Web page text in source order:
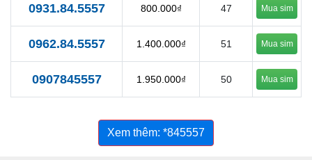
0931.84.5557 800.000₫ 47 Mua sim
0962.84.5557 1.400.000₫ 51 Mua sim
0907845557 1.950.000₫ 50 Mua sim
Xem thêm: *845557